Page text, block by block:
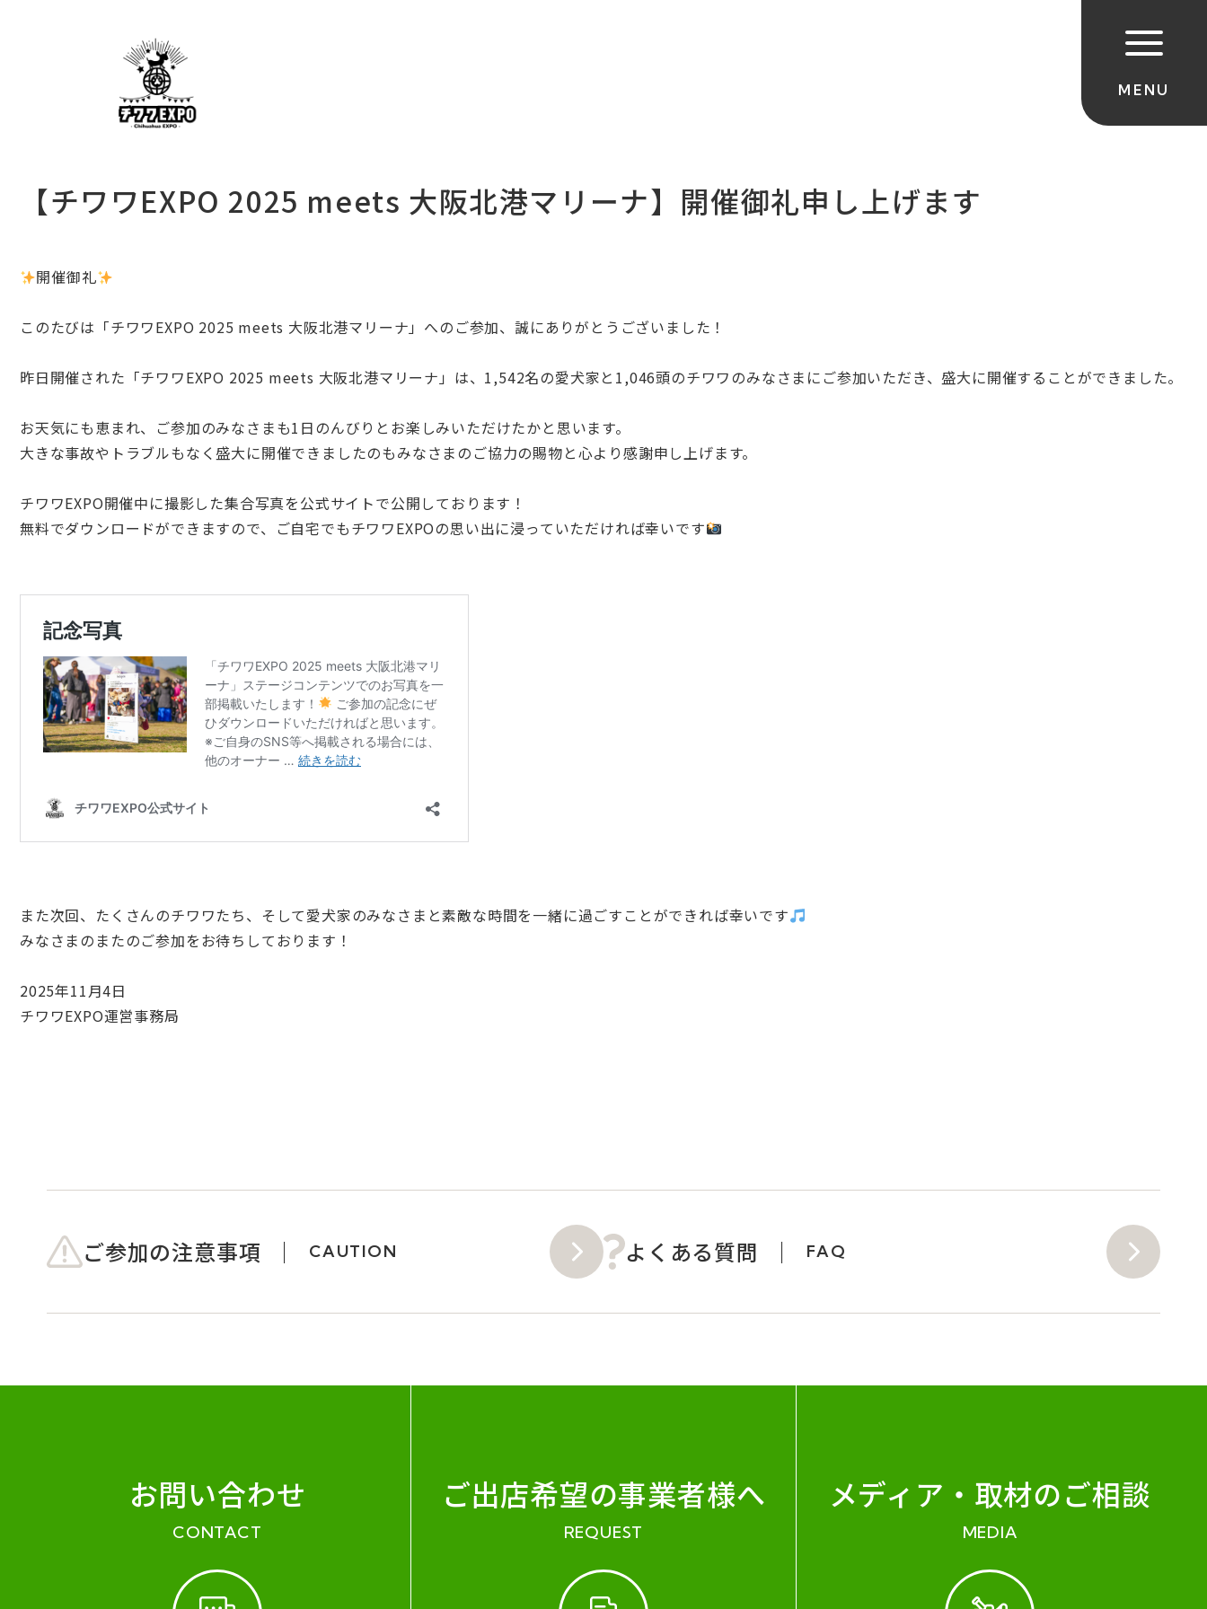
【チワワEXPO 2025 meets 大阪北港マリーナ】開催御礼申し上げます
開催御礼
このたびは「チワワEXPO 2025 meets 大阪北港マリーナ 」 へのご参加、誠にありがとうございました！
昨日開催された「チワワEXPO 2025 meets 大阪北港マリーナ」は、1,542名の愛犬家と1,046頭のチワワのみなさまにご参加いただき、盛大に開催することができました。
お天気にも恵まれ、ご参加のみなさまも1日のんびりとお楽しみいただけたかと思います。
大きな事故やトラブルもなく盛大に開催できましたのもみなさまのご協力の賜物と心より感謝申し上げます。
チワワEXPO開催中に撮影した集合写真を公式サイトで公開しております！
無料でダウンロードができますので、ご自宅でもチワワEXPOの思い出に浸っていただければ幸いです
また次回、たくさんのチワワたち、そして愛犬家のみなさまと素敵な時間を一緒に過ごすことができれば幸いです
みなさまのまたのご参加をお待ちしております！
2025年11月4日
チワワEXPO運営事務局
ご参加の注意事項 CAUTION よくある質問 FAQ
お問い合わせ
CONTACT
ご出店希望の事業者様へ
REQUEST
メディア・ 取材のご相談
MEDIA